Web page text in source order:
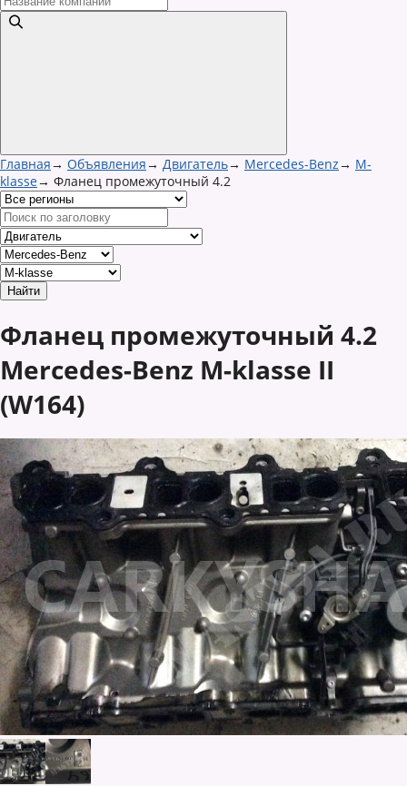
Главная→ Объявления→ Двигатель→ Mercedes-Benz→ M-
klasse→ Фланец промежуточный 4.2
Фланец промежуточный 4.2
Mercedes-Benz M-klasse II
(W164)